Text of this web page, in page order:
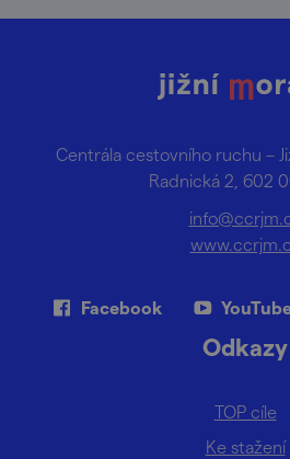
Centrála cestovního ruchu –
Radnická 2, 602
Facebook
Odkazy
TOP cíle
Ke stažení